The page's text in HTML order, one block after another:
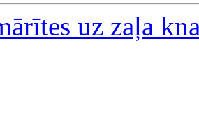
uz zaļa